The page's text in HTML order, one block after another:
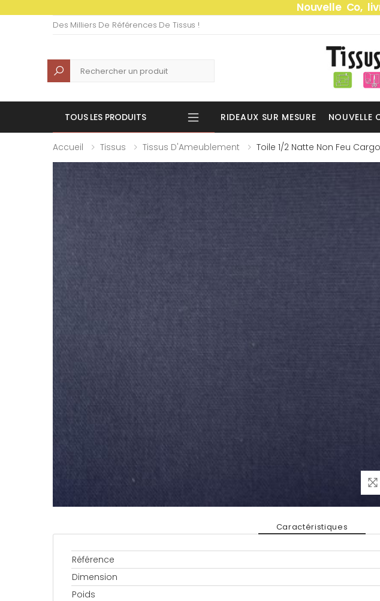
Nouvelle Co,
Des Milliers De Références De Tissus !
Recherche
TOUS LES PRODUITS RIDEAUX SUR MESURE NOUVELLE
Accueil Tissus Tissus D'Ameublement Toile 1/2 Natte Non Feu Cargo
Caractéristiques
Référence
Dimension
Poids